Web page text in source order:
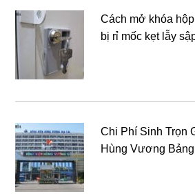
Cách mở khóa
bị rỉ mốc kẹt lẫy
Chi Phí Sinh Trọn
Hùng Vương